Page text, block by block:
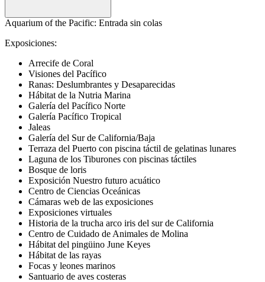
Aquarium of the Pacific: Entrada sin colas
Exposiciones:
Arrecife de Coral
Visiones del Pacífico
Ranas: Deslumbrantes y Desaparecidas
Hábitat de la Nutria Marina
Galería del Pacífico Norte
Galería Pacífico Tropical
Jaleas
Galería del Sur de California/Baja
Terraza del Puerto con piscina táctil de gelatinas lunares
Laguna de los Tiburones con piscinas táctiles
Bosque de loris
Exposición Nuestro futuro acuático
Centro de Ciencias Oceánicas
Cámaras web de las exposiciones
Exposiciones virtuales
Historia de la trucha arco iris del sur de California
Centro de Cuidado de Animales de Molina
Hábitat del pingüino June Keyes
Hábitat de las rayas
Focas y leones marinos
Santuario de aves costeras